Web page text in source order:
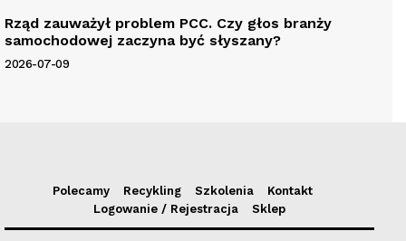
Rząd zauważył problem PCC. Czy głos branży
samochodowej zaczyna być słyszany?
2026-07-09
Polecamy Recykling Szkolenia
Kontakt
Logowanie / Rejestracja
Sklep